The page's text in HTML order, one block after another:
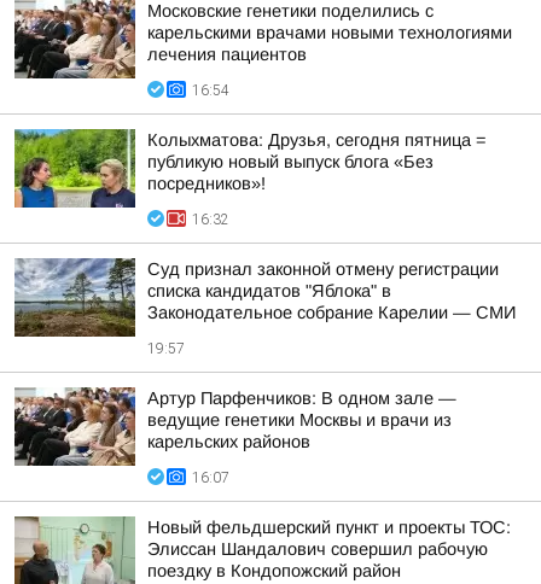
Московские генетики поделились с
карельскими врачами новыми технологиями
лечения пациентов
16:54
Колыхматова: Друзья, сегодня пятница =
публикую новый выпуск блога «Без
посредников»!
16:32
Суд признал законной отмену регистрации
списка кандидатов "Яблока" в
Законодательное собрание Карелии — СМИ
19:57
Артур Парфенчиков: В одном зале —
ведущие генетики Москвы и врачи из
карельских районов
16:07
Новый фельдшерский пункт и проекты ТОС:
Элиссан Шандалович совершил рабочую
поездку в Кондопожский район